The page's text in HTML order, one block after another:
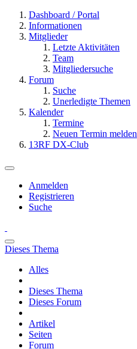
Dashboard / Portal
Informationen
Mitglieder
Letzte Aktivitäten
Team
Mitgliedersuche
Forum
Suche
Unerledigte Themen
Kalender
Termine
Neuen Termin melden
13RF DX-Club
Anmelden
Registrieren
Suche
Dieses Thema
Alles
Dieses Thema
Dieses Forum
Artikel
Seiten
Forum